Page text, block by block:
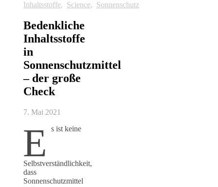
Inhaltsstoffe, Science, Sonnenschutz
Bedenkliche
Inhaltsstoffe
in
Sonnenschutzmittel
– der große
Check
7. Mai 2021
E s ist keine
Selbstverständlichkeit,
dass
Sonnenschutzmittel